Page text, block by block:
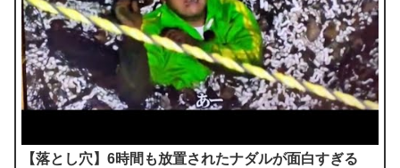
【落とし穴】6時間も放置されたナダルが面白すぎる